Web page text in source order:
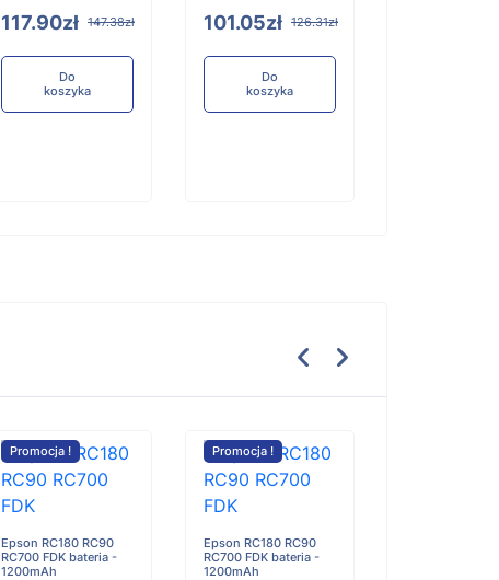
117.90zł 147.38zł
Do
koszyka
101.05zł 126.31zł
Do
koszyka
Promocja !
Epson RC180 RC90
RC700 FDK bateria -
1200mAh
Promocja !
Epson RC180 RC90
RC700 FDK bateria -
1200mAh